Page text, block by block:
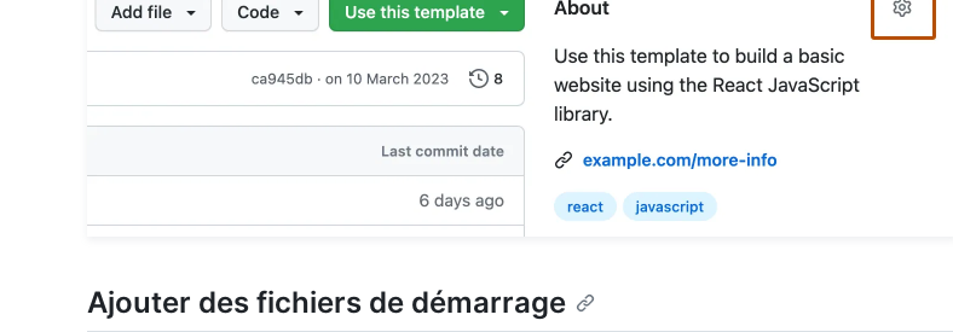
Ajouter des fichiers de démarrage